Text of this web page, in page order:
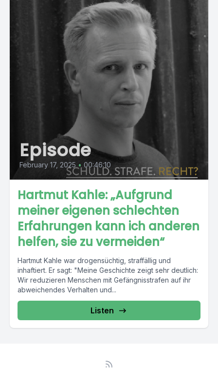
Episode
February 17, 2025 • 00:46:10
Hartmut Kahle: „Aufgrund
meiner eigenen schlechten
Erfahrungen kann ich anderen
helfen, sie zu vermeiden“
Hartmut Kahle war drogensüchtig, straffällig und
inhaftiert. Er sagt: "Meine Geschichte zeigt sehr deutlich:
Wir reduzieren Menschen mit Gefängnisstrafen auf ihr
abweichendes Verhalten und...
Listen